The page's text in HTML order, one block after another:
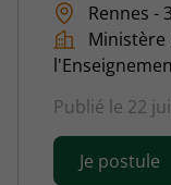
Rennes -
Ministère
Publié le 22
Je postule